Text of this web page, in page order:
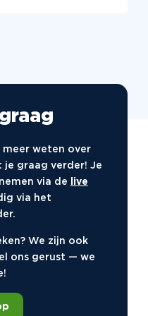
meer weten over
je graag verder! Je
via de
live
via het
We zijn ook
ons gerust — we